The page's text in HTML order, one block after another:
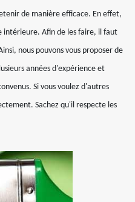
de manière efficace. En effet,
intérieure. Afin de les faire, il faut
nous pouvons vous proposer de
années d'expérience et
Si vous voulez d'autres
Sachez qu'il respecte les